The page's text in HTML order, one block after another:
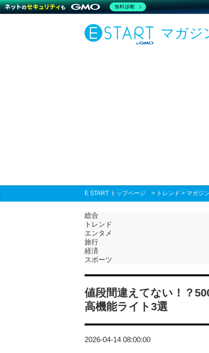
マガジ
E START トップページ > トレンド > マガジン
総合
トレンド
エンタメ
旅行
経済
スポーツ
値段間違えてない！？
高機能ライト3選
2026-04-14 08:00:00
無料診断